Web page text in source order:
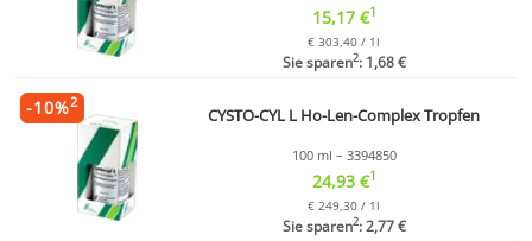
15,17 €1
€ 303,40 / 1l
Sie sparen2: 1,68 €
CYSTO-CYL L Ho-Len-Complex Tropfen
100 ml – 3394850
24,93 €1
€ 249,30 / 1l
Sie sparen2: 2,77 €
-10%2